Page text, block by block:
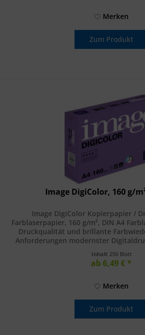
Merken
Zum Produkt
Image DigiColor, 160 g/
Image DigiColor Kopierpapier /
Farblaserpapier, 160 g/m², DIN A4
Druckqualität und brillante
Anforderungen modernster
Inhalt 250 Blatt
ab 6,49 € *
Merken
Zum Produkt